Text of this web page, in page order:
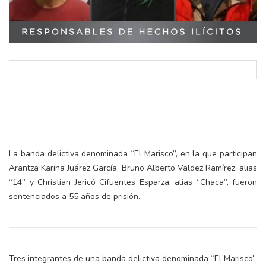
La banda delictiva denominada “El Marisco”, en la que participan
Arantza Karina Juárez García, Bruno Alberto Valdez Ramírez, alias
“14” y Christian Jericó Cifuentes Esparza, alias “Chaca”, fueron
sentenciados a 55 años de prisión.
Tres integrantes de una banda delictiva denominada “El Marisco”,